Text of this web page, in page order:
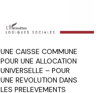
UNE CAISSE COMMUNE
POUR UNE ALLOCATION
UNIVERSELLE – POUR
UNE REVOLUTION DANS
LES PRELEVEMENTS